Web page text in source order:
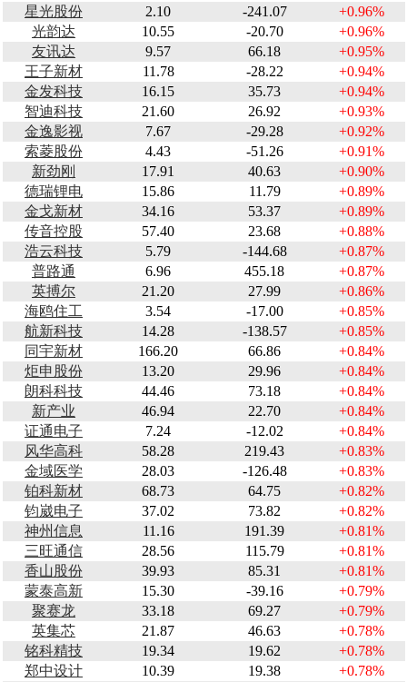
星光股份
2.10 -241.07
+0.96%
光韵达
10.55 -20.70
+0.96%
友讯达
9.57 66.18
+0.95%
王子新材
11.78 -28.22
+0.94%
金发科技
16.15 35.73
+0.94%
智迪科技
21.60 26.92
+0.93%
金逸影视
7.67 -29.28
+0.92%
索菱股份
4.43 -51.26
+0.91%
新劲刚
17.91 40.63
+0.90%
德瑞锂电
15.86 11.79
+0.89%
金戈新材
34.16 53.37
+0.89%
传音控股
57.40 23.68
+0.88%
浩云科技
5.79 -144.68
+0.87%
普路通
6.96 455.18
+0.87%
英搏尔
21.20 27.99
+0.86%
海鸥住工
3.54 -17.00
+0.85%
航新科技
14.28 -138.57
+0.85%
同宇新材
166.20 66.86
+0.84%
炬申股份
13.20 29.96
+0.84%
朗科科技
44.46 73.18
+0.84%
新产业
46.94 22.70
+0.84%
证通电子
7.24 -12.02
+0.84%
风华高科
58.28 219.43
+0.83%
金域医学
28.03 -126.48
+0.83%
铂科新材
68.73 64.75
+0.82%
钧崴电子
37.02 73.82
+0.82%
神州信息
11.16 191.39
+0.81%
三旺通信
28.56 115.79
+0.81%
香山股份
39.93 85.31
+0.81%
蒙泰高新
15.30 -39.16
+0.79%
聚赛龙
33.18 69.27
+0.79%
英集芯
21.87 46.63
+0.78%
铭科精技
19.34 19.62
+0.78%
郑中设计
10.39 19.38
+0.78%